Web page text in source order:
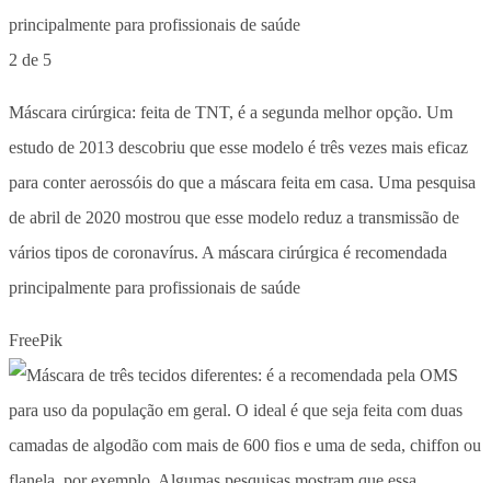
2 de 5
Máscara cirúrgica: feita de TNT, é a segunda melhor opção. Um
estudo de 2013 descobriu que esse modelo é três vezes mais eficaz
para conter aerossóis do que a máscara feita em casa. Uma pesquisa
de abril de 2020 mostrou que esse modelo reduz a transmissão de
vários tipos de coronavírus. A máscara cirúrgica é recomendada
principalmente para profissionais de saúde
FreePik